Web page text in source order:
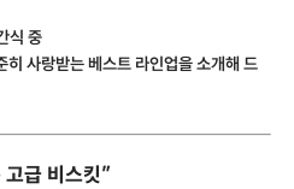
식 중
사랑받는 베스트 라인업을 소개해 드
급 비스킷”